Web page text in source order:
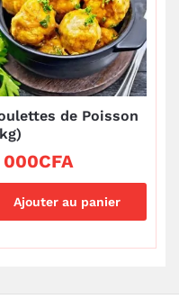
de Poisson
000CFA
Ajouter au panier